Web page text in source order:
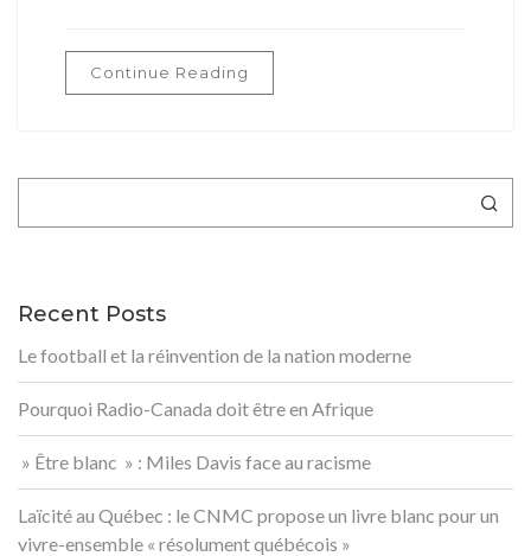
Continue Reading
Recent Posts
Le football et la réinvention de la nation moderne
Pourquoi Radio-Canada doit être en Afrique
» Être blanc » : Miles Davis face au racisme
Laïcité au Québec : le CNMC propose un livre blanc pour un
vivre-ensemble « résolument québécois »